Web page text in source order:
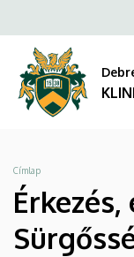
elhelyezés
Sürgősségi
ellátás
KLINIKAI
a
tartalomra
Morzsa
Címlap